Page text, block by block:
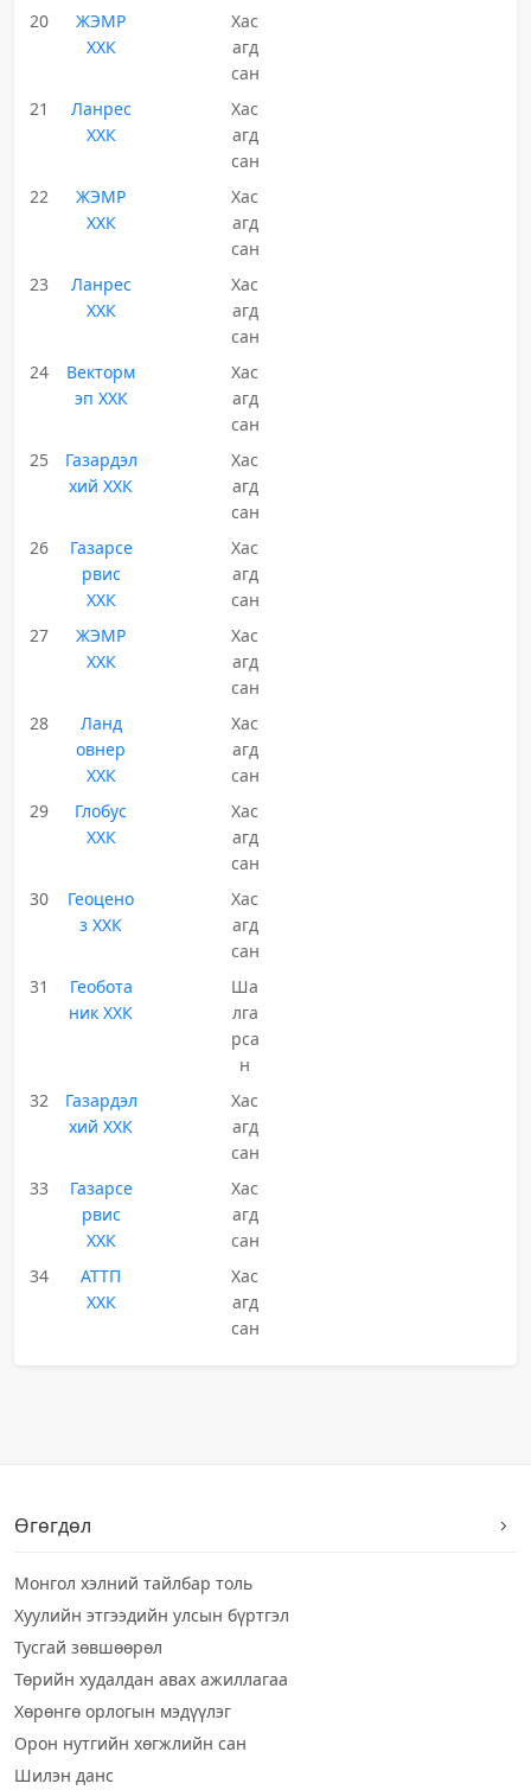
20
ЖЭМР
ХХК
Хас
агд
сан
21
Ланрес
ХХК
Хас
агд
сан
22
ЖЭМР
ХХК
Хас
агд
сан
23
Ланрес
ХХК
Хас
агд
сан
24
Векторм
эп ХХК
Хас
агд
сан
25
Газардэл
хий ХХК
Хас
агд
сан
26
Газарсе
рвис
ХХК
Хас
агд
сан
27
ЖЭМР
ХХК
Хас
агд
сан
28
Ланд
овнер
ХХК
Хас
агд
сан
29
Глобус
ХХК
Хас
агд
сан
30
Геоцено
з ХХК
Хас
агд
сан
31
Геобота
ник ХХК
Ша
лга
рса
н
32
Газардэл
хий ХХК
Хас
агд
сан
33
Газарсе
рвис
ХХК
Хас
агд
сан
34
АТТП
ХХК
Хас
агд
сан
Өгөгдөл
Монгол хэлний тайлбар толь
Хуулийн этгээдийн улсын бүртгэл
Тусгай зөвшөөрөл
Төрийн худалдан авах ажиллагаа
Хөрөнгө орлогын мэдүүлэг
Орон нутгийн хөгжлийн сан
Шилэн данс